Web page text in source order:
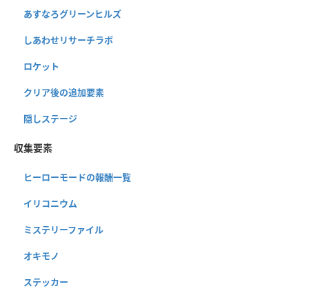
あすなろグリーンヒルズ
しあわせリサーチラボ
ロケット
クリア後の追加要素
隠しステージ
収集要素
ヒーローモードの報酬一覧
イリコニウム
ミステリーファイル
オキモノ
ステッカー